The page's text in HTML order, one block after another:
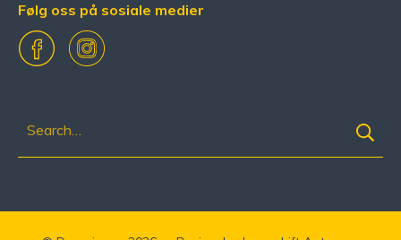
Følg oss på sosiale medier
FacebookInstagram
etter: